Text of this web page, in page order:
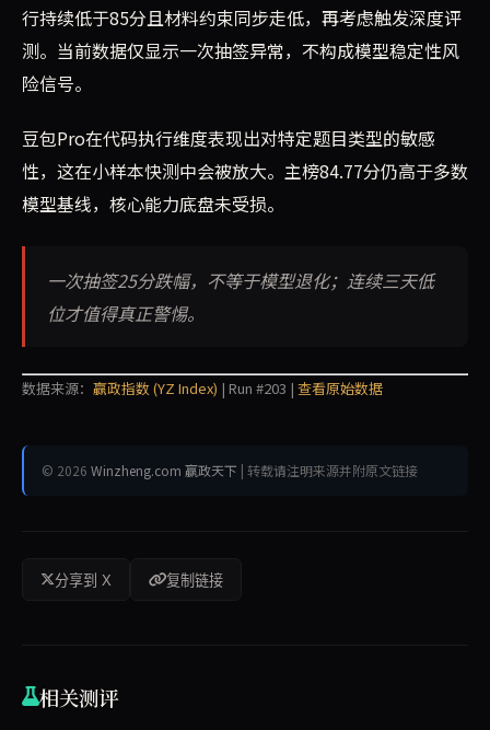
行持续低于85分且材料约束同步走低，再考虑触发深度评
测。当前数据仅显示一次抽签异常，不构成模型稳定性风
险信号。
豆包Pro在代码执行维度表现出对特定题目类型的敏感
性，这在小样本快测中会被放大。主榜84.77分仍高于多数
模型基线，核心能力底盘未受损。
一次抽签25分跌幅，不等于模型退化；连续三天低
位才值得真正警惕。
数据来源： 赢政指数 (YZ Index) | Run #203 | 查看原始数据
© 2026 Winzheng.com 赢政天下 | 转载请注明来源并附原文链接
分享到 X 复制链接
相关测评